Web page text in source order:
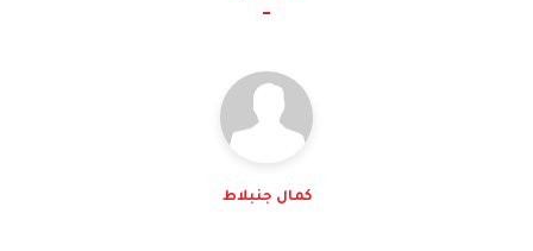
كمال جنبلاط